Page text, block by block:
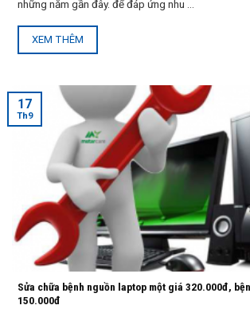
những năm gần đây. để đáp ứng nhu ...
XEM THÊM
Sửa chữa bệnh nguồn laptop một giá 320.000đ,
150.000đ
17
Th9